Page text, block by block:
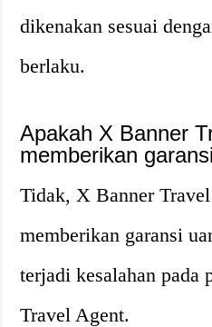
dikenakan sesuai
berlaku.
Apakah X Banner
memberikan
Tidak, X Banner
memberikan garansi
terjadi kesalahan pada
Travel Agent.